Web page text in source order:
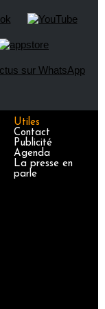
Utiles
Contact
Publicité
Agenda
La presse en
parle